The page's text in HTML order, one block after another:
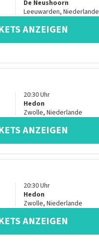
De Neushoorn
Leeuwarden, Niederlande
ANZEIGEN
20:30Uhr
Hedon
Zwolle, Niederlande
ANZEIGEN
20:30Uhr
Hedon
Zwolle, Niederlande
ANZEIGEN